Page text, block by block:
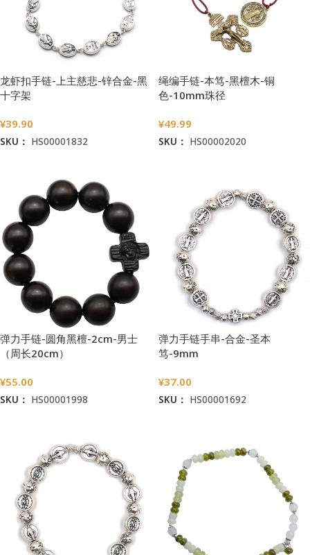
龙虾扣手链-上主慈悲-锌合金-黑
十字架
¥39.90
SKU： HS00001832
绳编手链-本笃-黑檀木-铜
色-10mm珠径
¥49.99
SKU： HS00002020
弹力手链-圆角黑檀-2cm-男士
（周长20cm）
¥55.00
SKU： HS00001998
弹力手链手串-合金-圣本
笃-9mm
¥37.00
SKU： HS00001692